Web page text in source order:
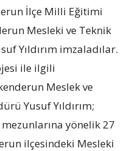
İlçe Milli Eğitimi
Mesleki ve Teknik
Yıldırım imzaladılar.
ile ilgili
Meslek ve
Yusuf Yıldırım;
yönelik 27
ilçesindeki Mesleki